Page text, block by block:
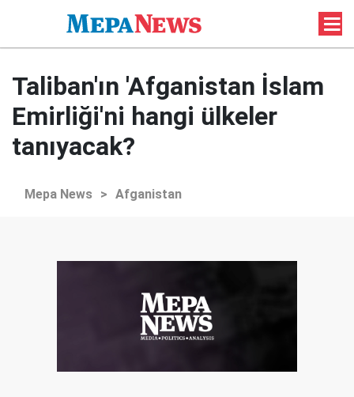
Taliban'ın 'Afganistan İslam
Emirliği'ni hangi ülkeler
tanıyacak?
Mepa News > Afganistan